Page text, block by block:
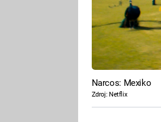
Narcos: Mexiko
Zdroj: Netflix